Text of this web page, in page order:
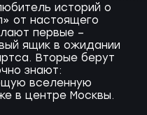
историй о
от настоящего
первые –
ящик в ожидании
Вторые берут
знают:
вселенную
в центре Москвы.